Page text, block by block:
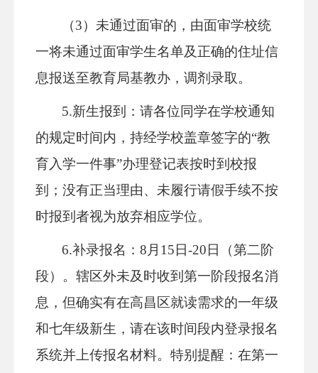
（3）未通过面审的，由面审学校统
一将未通过面审学生名单及正确的住址信
息报送至教育局基教办，调剂录取。
5.新生报到：请各位同学在学校通知
的规定时间内，持经学校盖章签字的“教
育入学一件事”办理登记表按时到校报
到； 没有正当理由、未履行请假手续不按
时报到者视为放弃相应学位。
6.补录报名：8月15日-20日（第二阶
段）。 辖区外未及时收到第一阶段报名消
息，但确实有在高昌区就读需求的一年级
和七年级新生，请在该时间段内登录报名
系统并上传报名材料。 特别提醒： 在第一